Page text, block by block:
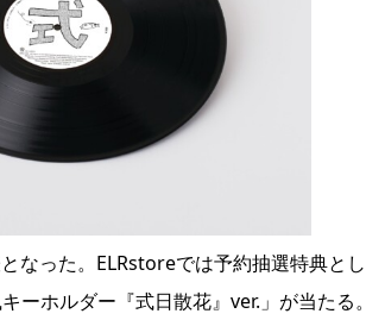
なった。ELRstoreでは予約抽選特典と
ーホルダー『式日散花』ver.」が当たる